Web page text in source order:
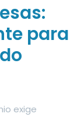
para
exige